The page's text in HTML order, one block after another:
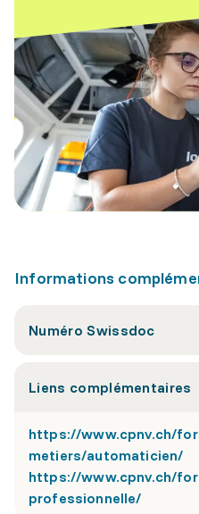
Informations
Numéro Swissdoc
Liens complémentaires
https://www.cpnv.ch/
metiers/automaticien/
https://www.cpnv.ch/
professionnelle/